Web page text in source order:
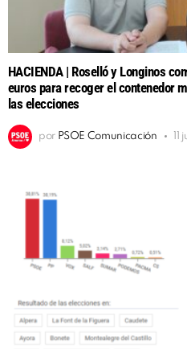
HACIENDA | Roselló y Longinos
euros para recoger el contenedor
las elecciones
por PSOE Comunicación